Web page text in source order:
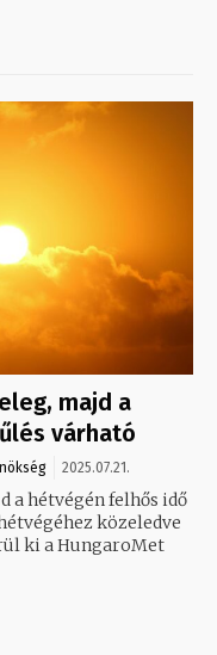
majd a
várható
2025.07.21.
a hétvégén felhős idő
közeledve
ki a HungaroMet